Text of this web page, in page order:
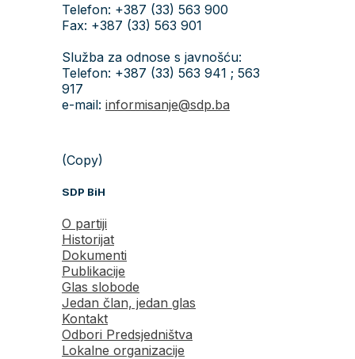
Telefon: +387 (33) 563 900
Fax: +387 (33) 563 901
Služba za odnose s javnošću:
Telefon: +387 (33) 563 941 ; 563
917
e-mail: informisanje@sdp.ba
(Copy)
SDP BiH
O partiji
Historijat
Dokumenti
Publikacije
Glas slobode
Jedan član, jedan glas
Kontakt
Odbori Predsjedništva
Lokalne organizacije